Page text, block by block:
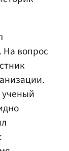
На вопрос